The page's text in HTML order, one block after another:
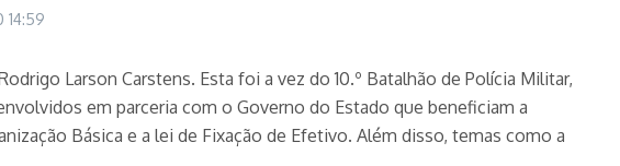
14:59
Larson Carstens. Esta foi a vez do 10.º Batalhão de Polícia Militar,
em parceria com o Governo do Estado que beneficiam a
Básica e a lei de Fixação de Efetivo. Além disso, temas como a